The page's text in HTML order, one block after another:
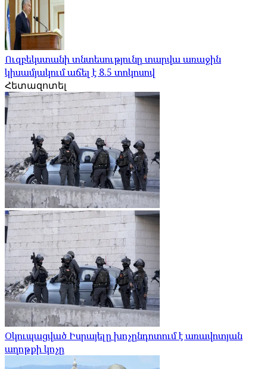
Ուզբեկստանի տնտեսությունը տարվա առաջին
կիսամյակում աճել է 8.5 տոկոսով
Հետազոտել
Օկուպացված Իսրայելը խոչընդոտում է առավոտյան
աղոթքի կոչը